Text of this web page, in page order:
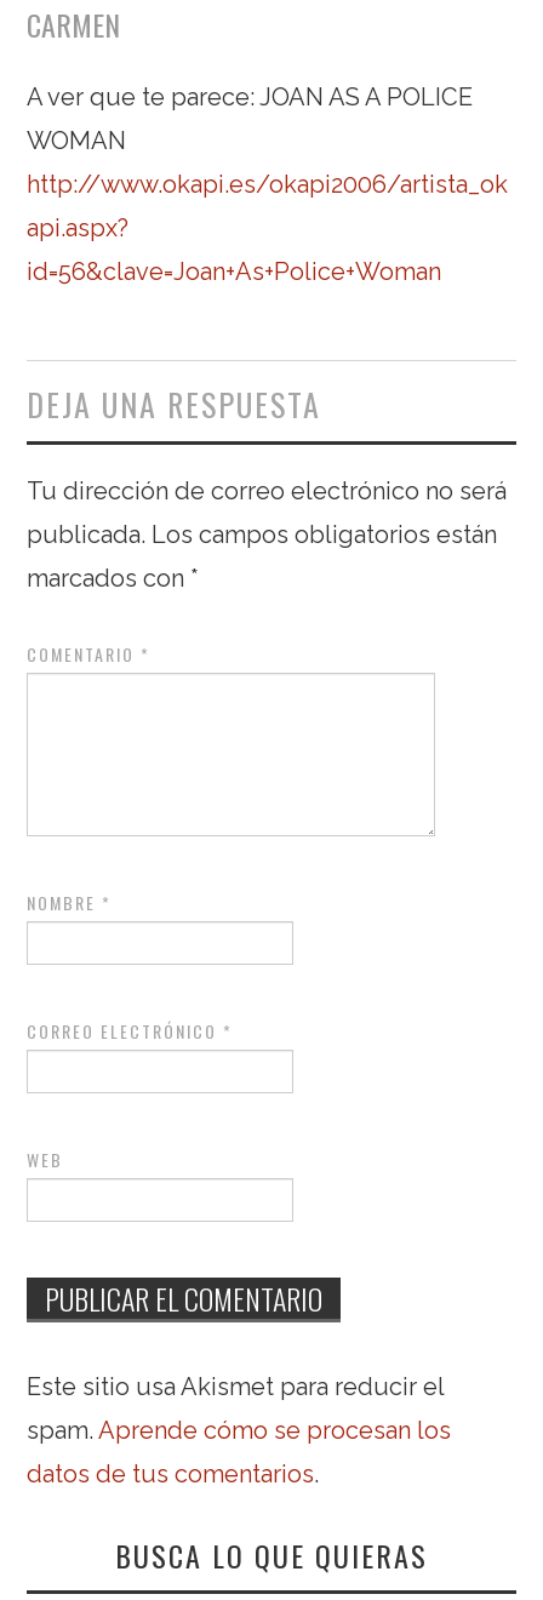
CARMEN
A ver que te parece: JOAN AS A POLICE
WOMAN
http://www.okapi.es/okapi2006/artista_ok
api.aspx?
id=56&clave=Joan+As+Police+Woman
DEJA UNA RESPUESTA
Tu dirección de correo electrónico no será
publicada. Los campos obligatorios están
marcados con *
COMENTARIO *
NOMBRE *
CORREO ELECTRÓNICO *
WEB
Este sitio usa Akismet para reducir el
spam.Aprende cómo se procesan los
datos de tus comentarios.
BUSCA LO QUE QUIERAS